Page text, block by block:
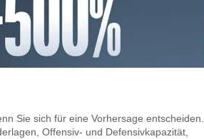
Sie sich für eine Vorhersage entscheiden.
Offensiv- und Defensivkapazität,